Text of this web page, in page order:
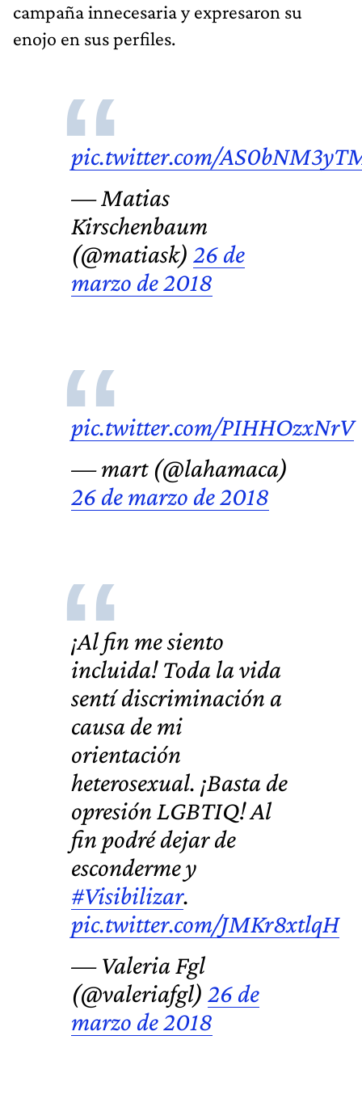
campaña innecesaria y expresaron su
enojo en sus perfiles.
pic.twitter.com/
— Matias
Kirschenbaum
(@matiask) 26 de
marzo de 2018
pic.twitter.com/PIHHOzxNrV
— mart (@lahamaca)
26 de marzo de 2018
¡Al fin me siento
incluida! Toda la vida
sentí discriminación a
causa de mi
orientación
heterosexual. ¡Basta de
opresión LGBTIQ! Al
fin podré dejar de
esconderme y
#Visibilizar.
pic.twitter.com/JMKr8xtlqH
— Valeria Fgl
(@valeriafgl) 26 de
marzo de 2018